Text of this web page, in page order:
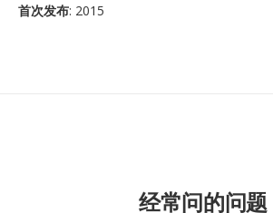
首次发布: 2015
经常问的问题